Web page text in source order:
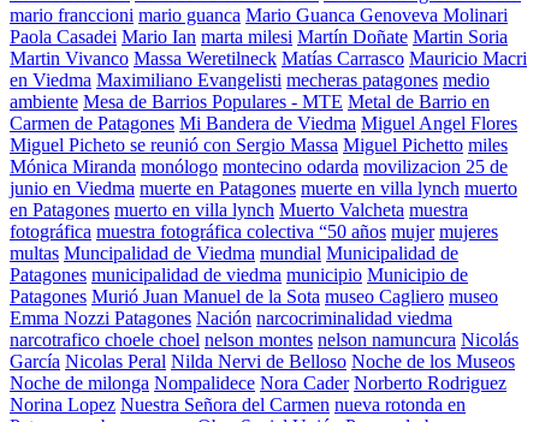
mario franccioni mario guanca Mario Guanca Genoveva Molinari
Paola Casadei Mario Ian marta milesi Martín Doñate Martin Soria
Martin Vivanco Massa Weretilneck Matías Carrasco Mauricio Macri
en Viedma Maximiliano Evangelisti mecheras patagones medio
ambiente Mesa de Barrios Populares - MTE Metal de Barrio en
Carmen de Patagones Mi Bandera de Viedma Miguel Angel Flores
Miguel Picheto se reunió con Sergio Massa Miguel Pichetto miles
Mónica Miranda monólogo montecino odarda movilizacion 25 de
junio en Viedma muerte en Patagones muerte en villa lynch muerto
en Patagones muerto en villa lynch Muerto Valcheta muestra
fotográfica muestra fotográfica colectiva “50 años mujer mujeres
multas Muncipalidad de Viedma mundial Municipalidad de
Patagones municipalidad de viedma municipio Municipio de
Patagones Murió Juan Manuel de la Sota museo Cagliero museo
Emma Nozzi Patagones Nación narcocriminalidad viedma
narcotrafico choele choel nelson montes nelson namuncura Nicolás
García Nicolas Peral Nilda Nervi de Belloso Noche de los Museos
Noche de milonga Nompalidece Nora Cader Norberto Rodriguez
Norina Lopez Nuestra Señora del Carmen nueva rotonda en